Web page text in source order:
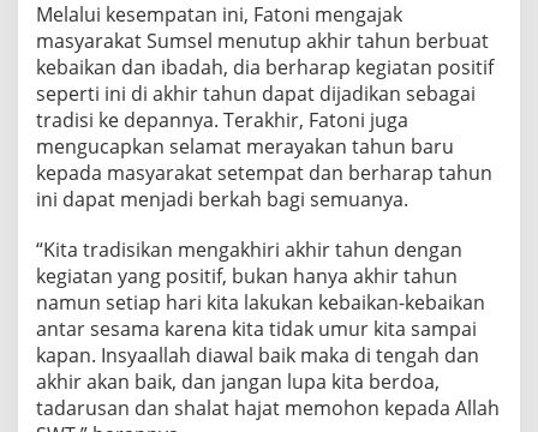
Melalui kesempatan ini, Fatoni mengajak
masyarakat Sumsel menutup akhir tahun berbuat
kebaikan dan ibadah, dia berharap kegiatan positif
seperti ini di akhir tahun dapat dijadikan sebagai
tradisi ke depannya. Terakhir, Fatoni juga
mengucapkan selamat merayakan tahun baru
kepada masyarakat setempat dan berharap tahun
ini dapat menjadi berkah bagi semuanya.
“Kita tradisikan mengakhiri akhir tahun dengan
kegiatan yang positif, bukan hanya akhir tahun
namun setiap hari kita lakukan kebaikan-kebaikan
antar sesama karena kita tidak umur kita sampai
kapan. Insyaallah diawal baik maka di tengah dan
akhir akan baik, dan jangan lupa kita berdoa,
tadarusan dan shalat hajat memohon kepada Allah